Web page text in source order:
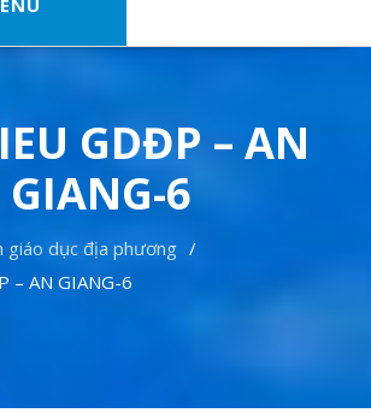
GDĐP – AN
GIANG-6
giáo dục địa phương
– AN GIANG-6